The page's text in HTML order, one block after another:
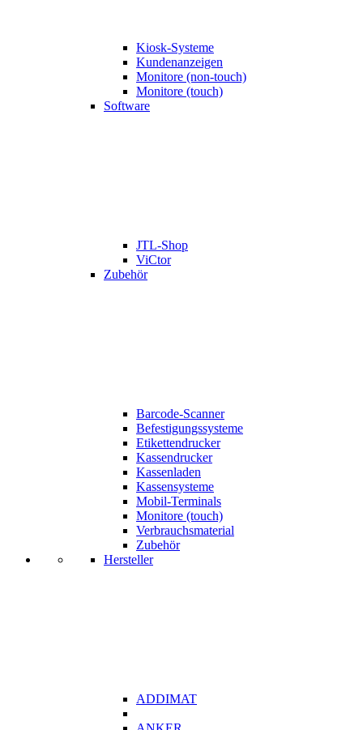
Kiosk-Systeme
Kundenanzeigen
Monitore (non-touch)
Monitore (touch)
Software
JTL-Shop
ViCtor
Zubehör
Barcode-Scanner
Befestigungssysteme
Etikettendrucker
Kassendrucker
Kassenladen
Kassensysteme
Mobil-Terminals
Monitore (touch)
Verbrauchsmaterial
Zubehör
Hersteller
ADDIMAT